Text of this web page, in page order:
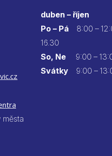
města
duben – říjen
Po – Pá
8:00 –
16.30
So, Ne9:00 –
Svátky9:00 –